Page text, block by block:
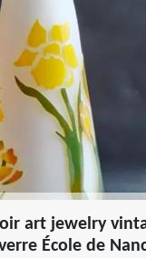
art jewelry
École de